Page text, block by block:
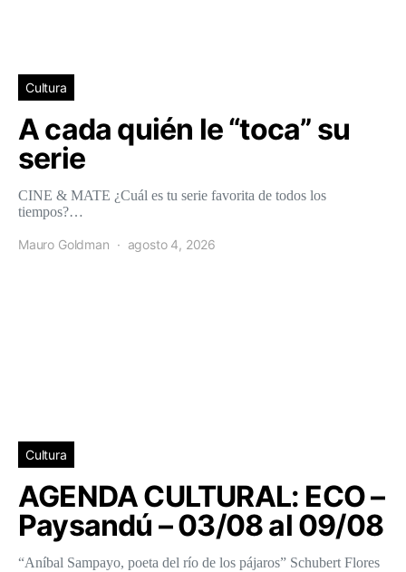
Cultura
A cada quién le “toca” su
serie
CINE & MATE ¿Cuál es tu serie favorita de todos los
tiempos?…
Mauro Goldman agosto 4, 2026
Cultura
AGENDA CULTURAL: ECO –
Paysandú – 03/08 al 09/08
“Aníbal Sampayo, poeta del río de los pájaros” Schubert Flores